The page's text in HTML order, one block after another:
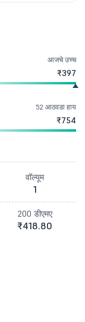
आजचे उच्च
₹397
52 आठवडा हाय
₹754
वॉल्यूम
1
200 डीएमए
₹418.80